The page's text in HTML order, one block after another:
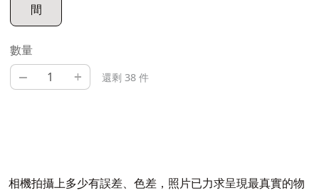
間
數量
– + 還剩 38 件
相機拍攝上多少有誤差、色差，照片已力求呈現最真實的物